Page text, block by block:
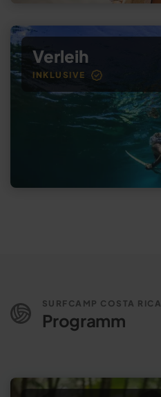
Verleih
INKLUSIVE
SURFCAMP COSTA RICA
Programm